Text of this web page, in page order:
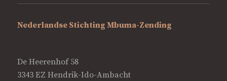
Nederlandse Stichting Mbuma-Zending
De Heerenhof 58
3343 EZ Hendrik-Ido-Ambacht